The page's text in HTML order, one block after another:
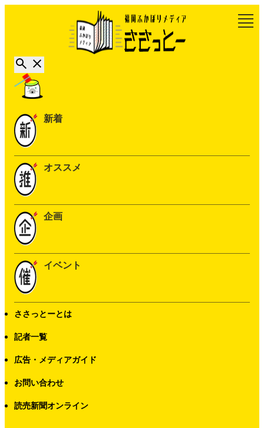
新着
オススメ
企画
イベント
ささっとーとは
記者一覧
広告・メディアガイド
お問い合わせ
読売新聞オンライン